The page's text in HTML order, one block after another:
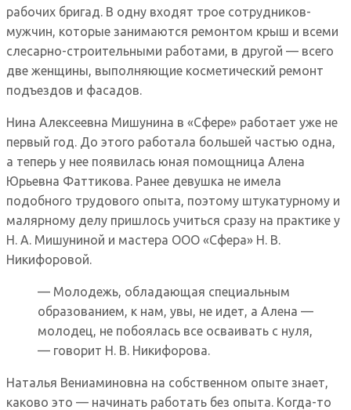
рабочих бригад. В одну входят трое сотрудников-
мужчин, которые занимаются ремонтом крыш и всеми
слесарно-строительными работами, в другой — всего
две женщины, выполняющие косметический ремонт
подъездов и фасадов.
Нина Алексеевна Мишунина в «Сфере» работает уже не
первый год. До этого работала большей частью одна,
а теперь у нее появилась юная помощница Алена
Юрьевна Фаттикова. Ранее девушка не имела
подобного трудового опыта, поэтому штукатурному и
малярному делу пришлось учиться сразу на практике у
Н. А. Мишуниной и мастера ООО «Сфера» Н. В.
Никифоровой.
— Молодежь, обладающая специальным
образованием, к нам, увы, не идет, а Алена —
молодец, не побоялась все осваивать с нуля,
— говорит Н. В. Никифорова.
Наталья Вениаминовна на собственном опыте знает,
каково это — начинать работать без опыта. Когда-то